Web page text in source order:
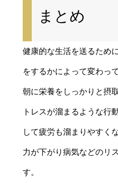
まとめ
健康的な生活を送るため
をするかによって変わっ
朝に栄養をしっかりと摂
トレスが溜まるような行
して疲労も溜まりやすく
力が下がり病気などのリ
す。